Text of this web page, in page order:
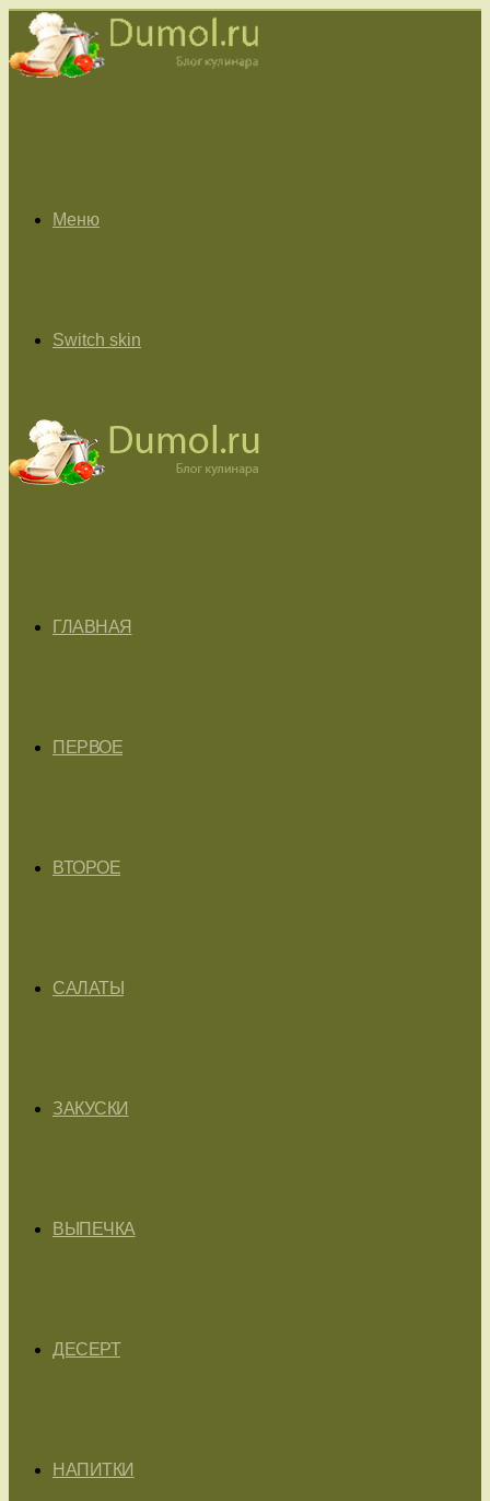
Меню
Switch skin
ГЛАВНАЯ
ПЕРВОЕ
ВТОРОЕ
САЛАТЫ
ЗАКУСКИ
ВЫПЕЧКА
ДЕСЕРТ
НАПИТКИ